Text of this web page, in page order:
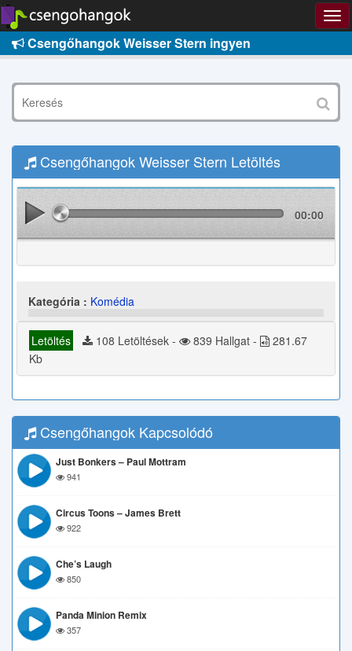
Csengőhangok Weisser Stern ingyen
Csengőhangok Weisser Stern Letöltés
00:00
Kategória : Komédia
Letöltés 108 Letöltések - 839 Hallgat -
281.67
Kb
Csengőhangok Kapcsolódó
Just Bonkers – Paul Mottram
941
Circus Toons – James Brett
922
Che’s Laugh
850
Panda Minion Remix
357